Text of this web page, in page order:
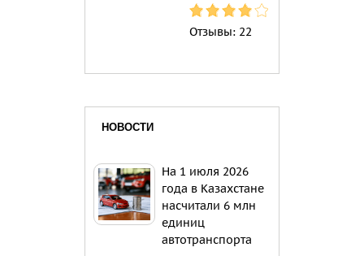
Отзывы: 22
НОВОСТИ
На 1 июля 2026
года в Казахстане
насчитали 6 млн
единиц
автотранспорта